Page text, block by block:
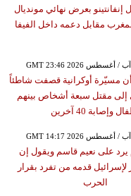
إنفانتينو بعرض نهائي مونديال
مسيّرة أوكرانية قصفت شاطئاً
إلى مقتل سبعة أشخاص بينهم
وإصابة 40 آخرين
على نعيم قاسم ويقول إن
لإسرائيل قدمه من تفرد بقرار
الحرب